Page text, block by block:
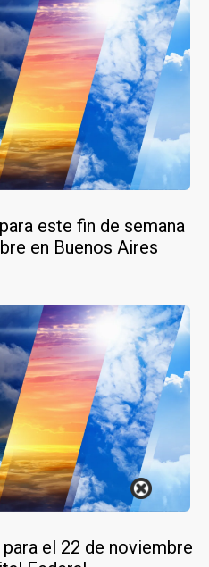
este fin de semana
en Buenos Aires
el 22 de noviembre